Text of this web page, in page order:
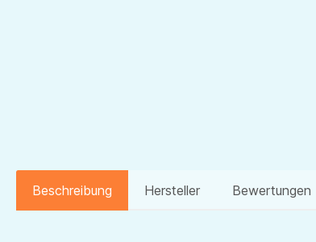
Beschreibung Hersteller Bewertungen